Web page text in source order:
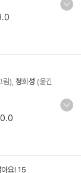
림), 정회성 (옮긴
요! 15